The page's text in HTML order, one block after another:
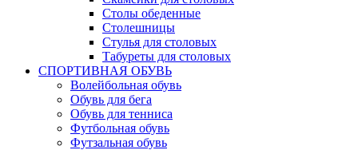
Столы обеденные
Столешницы
Стулья для столовых
Табуреты для столовых
СПОРТИВНАЯ ОБУВЬ
Волейбольная обувь
Обувь для бега
Обувь для тенниса
Футбольная обувь
Футзальная обувь